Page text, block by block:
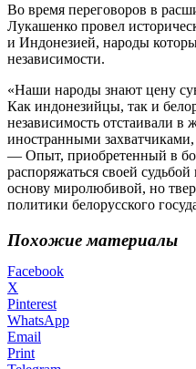
Во время переговоров в
Лукашенко провел
и Индонезией, народы
независимости.
«Наши народы знают цену
Как индонезийцы, так и
независимость отстаивали в
иностранными
— Опыт, приобретенный в
распоряжаться своей
основу миролюбивой, но
политики белорусского
Похожие материалы
Facebook
X
Pinterest
WhatsApp
Email
Print